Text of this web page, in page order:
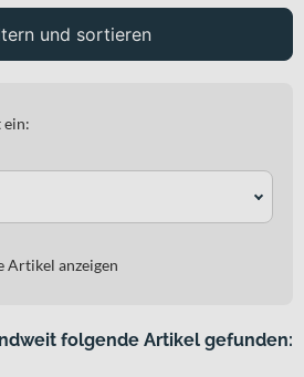
und sortieren
ein:
Artikel anzeigen
folgende Artikel gefunden: